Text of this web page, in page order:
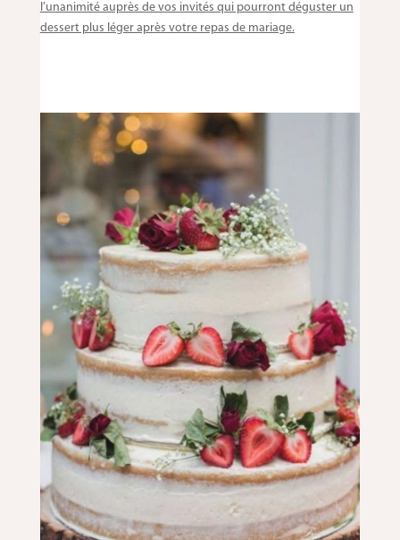
l’unanimité auprès de vos invités qui pourront déguster un
dessert plus léger après votre repas de mariage.